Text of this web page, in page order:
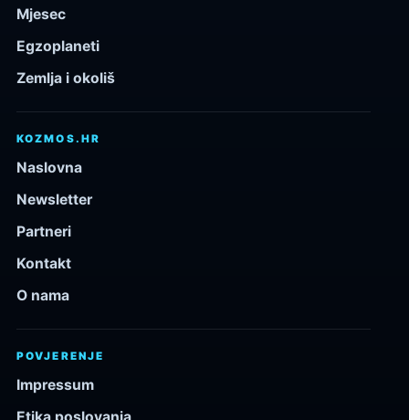
Mjesec
Egzoplaneti
Zemlja i okoliš
KOZMOS.HR
Naslovna
Newsletter
Partneri
Kontakt
O nama
POVJERENJE
Impressum